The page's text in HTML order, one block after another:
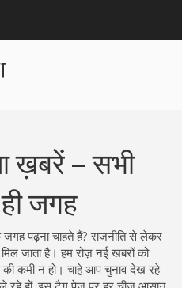
ख़बरें – सभी
जगह
पढ़ना चाहते हैं? राजनीति से लेकर
जाता है। हम रोज़ नई खबरों को
की कमी न हो। चाहे आप चुनाव देख रहे